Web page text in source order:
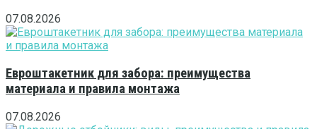
07.08.2026
Евроштакетник для забора: преимущества
материала и правила монтажа
07.08.2026